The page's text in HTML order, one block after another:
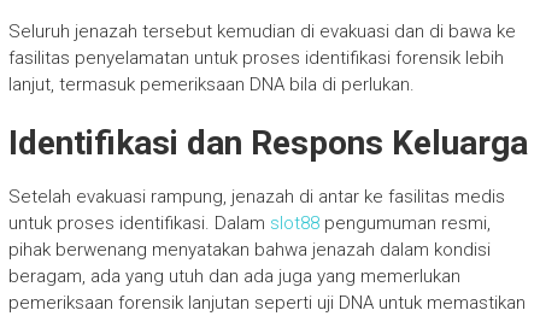
Seluruh jenazah tersebut kemudian di evakuasi dan di bawa ke
fasilitas penyelamatan untuk proses identifikasi forensik lebih
lanjut, termasuk pemeriksaan DNA bila di perlukan.
Identifikasi dan Respons Keluarga
Setelah evakuasi rampung, jenazah di antar ke fasilitas medis
untuk proses identifikasi. Dalam slot88pengumuman resmi,
pihak berwenang menyatakan bahwa jenazah dalam kondisi
beragam, ada yang utuh dan ada juga yang memerlukan
pemeriksaan forensik lanjutan seperti uji DNA untuk memastikan